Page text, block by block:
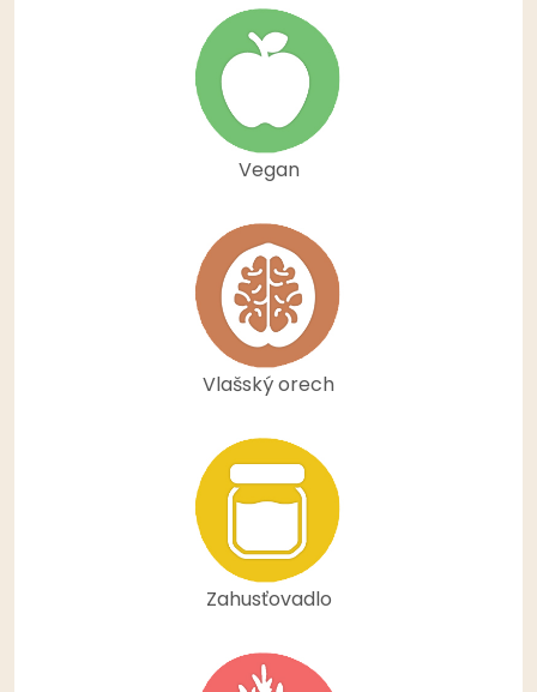
Vegan
Vlašský orech
Zahusťovadlo